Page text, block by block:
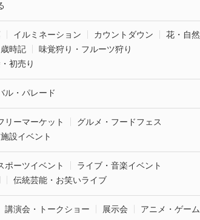
イルミネーション カウントダウン
花・自然
時記
味覚狩り・フルーツ狩り
初売り
ル・パレード
リーマーケット
グルメ・フードフェス
設イベント
ポーツイベント
ライブ・音楽イベント
伝統芸能・お笑いライブ
講演会・トークショー 展示会 アニメ・ゲーム